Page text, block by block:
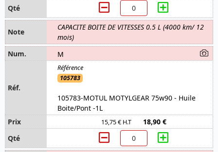
CAPACITE BOITE DE VITESSES 0.5 L (4000 km/ 12
mois)
M
105783
105783-MOTUL MOTYLGEAR 75w90 - Huile
Boite/Pont -1L
15,75 € H.T 18,90 €